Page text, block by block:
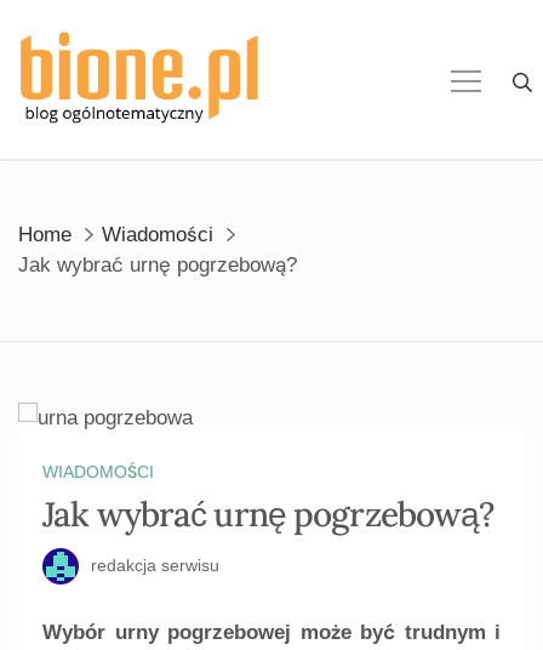
Home
Wiadomości
Jak wybrać urnę pogrzebową?
WIADOMOŚCI
Jak wybrać urnę pogrzebową?
redakcja serwisu
Wybór urny pogrzebowej może być trudnym i